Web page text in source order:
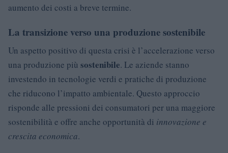
aumento dei costi a breve termine.
La transizione verso una produzione sostenibile
Un aspetto positivo di questa crisi è l’accelerazione verso
una produzione più sostenibile. Le aziende stanno
investendo in tecnologie verdi e pratiche di produzione
che riducono l’impatto ambientale. Questo approccio
risponde alle pressioni dei consumatori per una maggiore
sostenibilità e offre anche opportunità di innovazione e
crescita economica.